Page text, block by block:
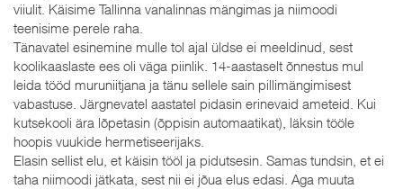
viiulit. Käisime Tallinna vanalinnas mängimas ja niimoodi
teenisime perele raha.
Tänavatel esinemine mulle tol ajal üldse ei meeldinud, sest
koolikaaslaste ees oli väga piinlik. 14-aastaselt õnnestus mul
leida tööd muruniitjana ja tänu sellele sain pillimängimisest
vabastuse. Järgnevatel aastatel pidasin erinevaid ameteid. Kui
kutsekooli ära lõpetasin (õppisin automaatikat), läksin tööle
hoopis vuukide hermetiseerijaks.
Elasin sellist elu, et käisin tööl ja pidutsesin. Samas tundsin, et ei
taha niimoodi jätkata, sest nii ei jõua elus edasi. Aga muuta